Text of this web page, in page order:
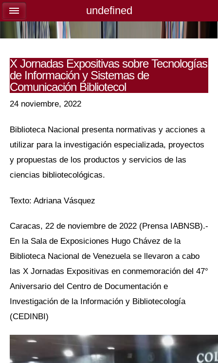
X Jornadas Expositivas sobre Tecnologías
de Información y Sistemas de
Comunicación Bibliotecol
24 noviembre, 2022
Biblioteca Nacional presenta normativas y acciones a
utilizar para la investigación especializada, proyectos
y propuestas de los productos y servicios de las
ciencias bibliotecológicas.
Texto: Adriana Vásquez
Caracas, 22 de noviembre de 2022 (Prensa IABNSB).-
En la Sala de Exposiciones Hugo Chávez de la
Biblioteca Nacional de Venezuela se llevaron a cabo
las X Jornadas Expositivas en conmemoración del 47°
Aniversario del Centro de Documentación e
Investigación de la Información y Bibliotecología
(CEDINBI)
undefined
undefined